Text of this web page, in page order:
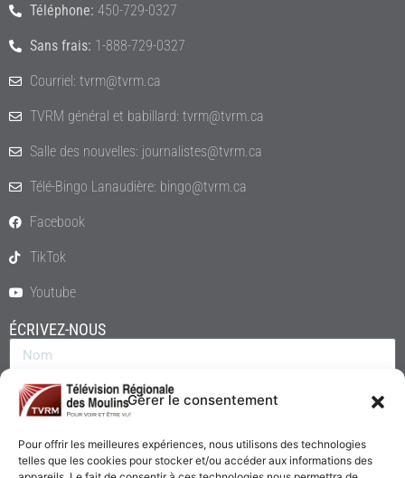
Gérer le consentement
Pour offrir les meilleures expériences, nous utilisons des technologies
telles que les cookies pour stocker et/ou accéder aux informations des
Téléphone: 450-729-0327
Sans frais: 1-888-729-0327
Courriel: tvrm@tvrm.ca
TVRM général et babillard: tvrm@tvrm.ca
Salle des nouvelles: journalistes@tvrm.ca
Télé-Bingo Lanaudière: bingo@tvrm.ca
Facebook
TikTok
Youtube
ÉCRIVEZ-NOUS